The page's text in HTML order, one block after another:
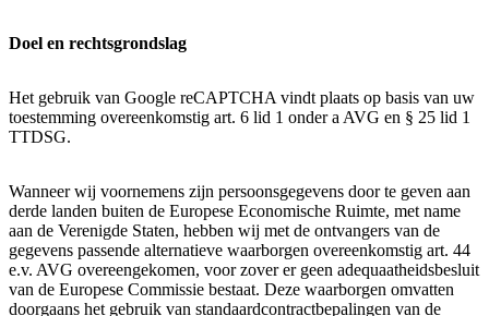
Doel en rechtsgrondslag
Het gebruik van Google reCAPTCHA vindt plaats op basis van uw
toestemming overeenkomstig art. 6 lid 1 onder a AVG en § 25 lid 1
TTDSG.
Wanneer wij voornemens zijn persoonsgegevens door te geven aan
derde landen buiten de Europese Economische Ruimte, met name
aan de Verenigde Staten, hebben wij met de ontvangers van de
gegevens passende alternatieve waarborgen overeenkomstig art. 44
e.v. AVG overeengekomen, voor zover er geen adequaatheidsbesluit
van de Europese Commissie bestaat. Deze waarborgen omvatten
doorgaans het gebruik van standaardcontractbepalingen van de